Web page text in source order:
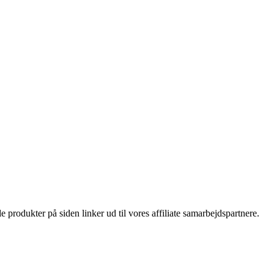
produkter på siden linker ud til vores affiliate samarbejdspartnere.